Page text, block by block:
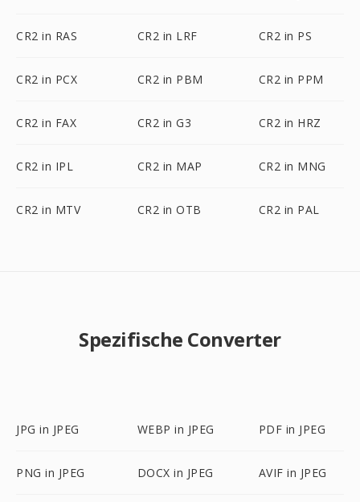
CR2 in RAS CR2 in LRF CR2 in PS
CR2 in PCX CR2 in PBM CR2 in PPM
CR2 in FAX CR2 in G3 CR2 in HRZ
CR2 in IPL CR2 in MAP CR2 in MNG
CR2 in MTV CR2 in OTB CR2 in PAL
Spezifische Converter
JPG in JPEG WEBP in JPEG PDF in JPEG
PNG in JPEG DOCX in JPEG AVIF in JPEG